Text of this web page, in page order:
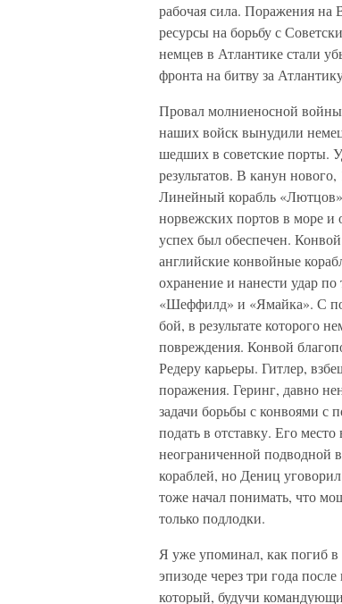
рабочая сила. Поражения на
ресурсы на борьбу с
немцев в Атлантике стали
фронта на битву за
Провал молниеносной войны
наших войск вынудили
шедших в советские порты.
результатов. В канун
Линейный корабль
норвежских портов в море
успех был обеспечен.
английские конвойные
охранение и нанести удар
«Шеффилд» и «Ямайка». С
бой, в результате которого
повреждения. Конвой
Редеру карьеры. Гитлер,
поражения. Геринг, давно
задачи борьбы с конвоями с
подать в отставку. Его
неограниченной подводной
кораблей, но Дениц
тоже начал понимать, что
только подлодки.
Я уже упоминал, как погиб
эпизоде через три года
который, будучи